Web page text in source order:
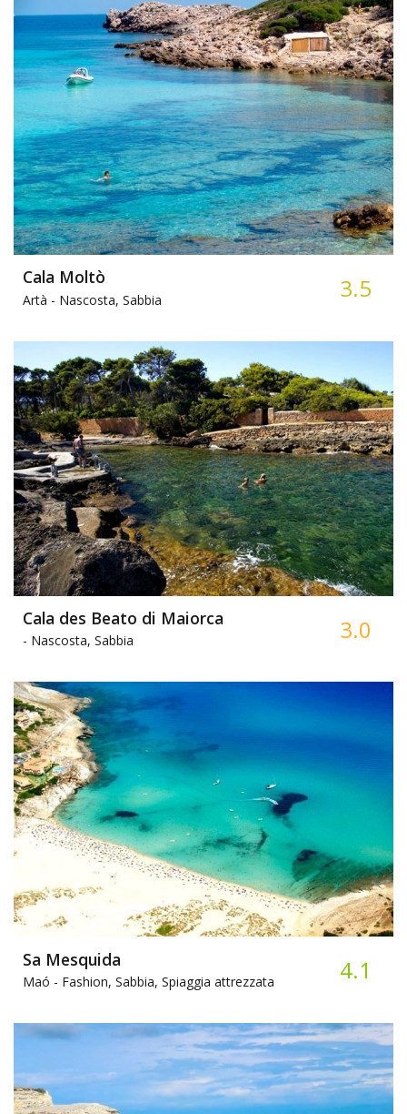
Cala Moltò
Artà - Nascosta, Sabbia 3.5
Cala des Beato di Maiorca
- Nascosta, Sabbia 3.0
Sa Mesquida
Maó - Fashion, Sabbia, Spiaggia attrezzata 4.1